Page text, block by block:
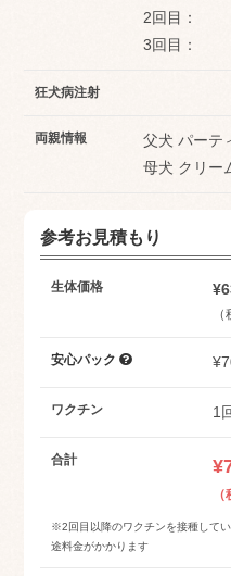
2回目：
3回目：
狂犬病注射
両親情報
父犬 パーテ
母犬 クリー
参考お見積もり
生体価格
安心パック
ワクチン 1
合計
※2回目以降のワクチンを接種して
途料金がかかります